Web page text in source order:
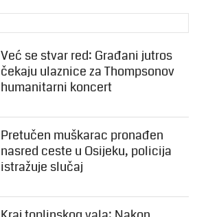
Već se stvar red: Građani jutros
čekaju ulaznice za Thompsonov
humanitarni koncert
Pretučen muškarac pronađen
nasred ceste u Osijeku, policija
istražuje slučaj